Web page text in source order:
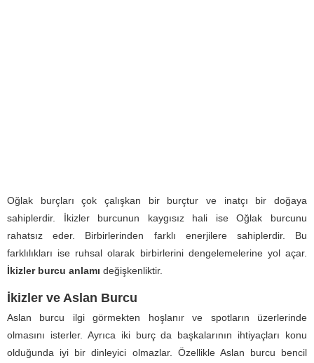
Oğlak burçları çok çalışkan bir burçtur ve inatçı bir doğaya
sahiplerdir. İkizler burcunun kaygısız hali ise Oğlak burcunu
rahatsız eder. Birbirlerinden farklı enerjilere sahiplerdir. Bu
farklılıkları ise ruhsal olarak birbirlerini dengelemelerine yol açar.
İkizler burcu anlamı değişkenliktir.
İkizler ve Aslan Burcu
Aslan burcu ilgi görmekten hoşlanır ve spotların üzerlerinde
olmasını isterler. Ayrıca iki burç da başkalarının ihtiyaçları konu
olduğunda iyi bir dinleyici olmazlar. Özellikle Aslan burcu bencil